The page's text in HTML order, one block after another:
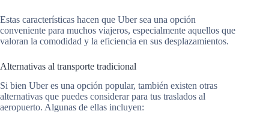
Estas características hacen que Uber sea una opción
conveniente para muchos viajeros, especialmente aquellos que
valoran la comodidad y la eficiencia en sus desplazamientos.
Alternativas al transporte tradicional
Si bien Uber es una opción popular, también existen otras
alternativas que puedes considerar para tus traslados al
aeropuerto. Algunas de ellas incluyen: